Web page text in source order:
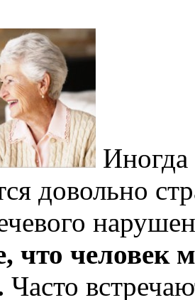
Иногда
довольно
что человек
Часто